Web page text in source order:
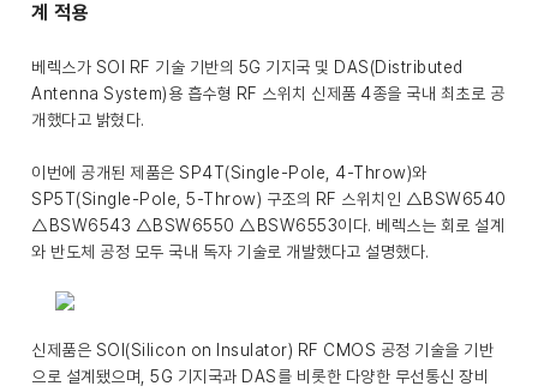
계 적용
베렉스가 SOI RF 기술 기반의 5G 기지국 및 DAS(Distributed
Antenna System)용 흡수형 RF 스위치 신제품 4종을 국내 최초로 공
개했다고 밝혔다.
이번에 공개된 제품은 SP4T(Single-Pole, 4-Throw)와
SP5T(Single-Pole, 5-Throw) 구조의 RF 스위치인 △BSW6540
△BSW6543 △BSW6550 △BSW6553이다. 베렉스는 회로 설계
와 반도체 공정 모두 국내 독자 기술로 개발했다고 설명했다.
신제품은 SOI(Silicon on Insulator) RF CMOS 공정 기술을 기반
으로 설계됐으며, 5G 기지국과 DAS를 비롯한 다양한 무선통신 장비